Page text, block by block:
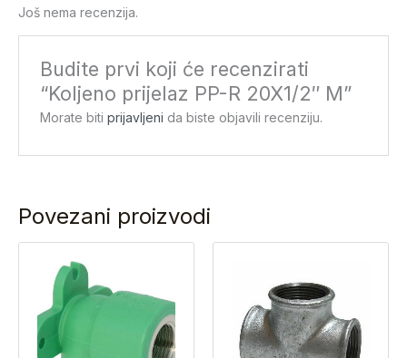
Još nema recenzija.
Budite prvi koji će recenzirati
“Koljeno prijelaz PP-R 20X1/2″ M”
Morate bitiprijavljeni da biste objavili recenziju.
Povezani proizvodi